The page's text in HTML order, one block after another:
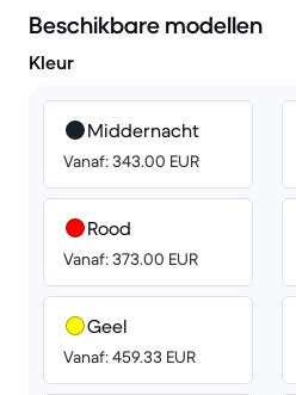
Beschikbare modellen
Kleur
Middernacht
Vanaf: 343.00 EUR
Rood
Vanaf: 373.00 EUR
Geel
Vanaf: 459.33 EUR